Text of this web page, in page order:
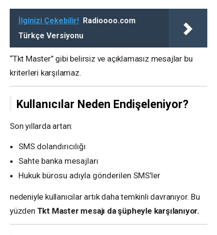
İlginizi Çekebilir! Radioooo.com
Türkçe Versiyonu
“Tkt Master” gibi belirsiz ve açıklamasız mesajlar bu
kriterleri karşılamaz.
Kullanıcılar Neden Endişeleniyor?
Son yıllarda artan:
SMS dolandırıcılığı
Sahte banka mesajları
Hukuk bürosu adıyla gönderilen SMS’ler
nedeniyle kullanıcılar artık daha temkinli davranıyor. Bu
yüzden Tkt Master mesajı da şüpheyle karşılanıyor.